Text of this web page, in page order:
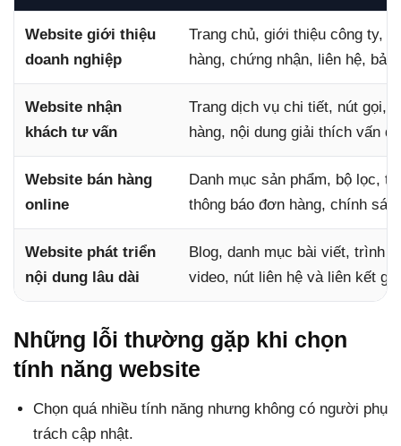
Website giới thiệu
doanh nghiệp
Trang chủ, giới thiệu công ty,
hàng, chứng nhận, liên hệ,
Website nhận
khách tư vấn
Trang dịch vụ chi tiết, nút gọi,
hàng, nội dung giải thích vấn
Website bán hàng
online
Danh mục sản phẩm, bộ lọc,
thông báo đơn hàng, chính
Website phát triển
nội dung lâu dài
Blog, danh mục bài viết, trình
video, nút liên hệ và liên kết
Những lỗi thường gặp khi chọn
tính năng website
Chọn quá nhiều tính năng nhưng không có người phụ
trách cập nhật.